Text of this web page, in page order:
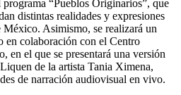
programa “Pueblos Originarios”, que
distintas realidades y expresiones
Asimismo, se realizará un
en colaboración con el Centro
en el que se presentará una versión
de la artista Tania Ximena,
de narración audiovisual en vivo.